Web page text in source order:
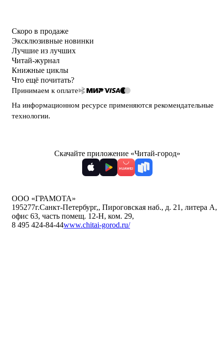
Скоро в продаже
Эксклюзивные новинки
Лучшие из лучших
Читай-журнал
Книжные циклы
Что ещё почитать?
Принимаем к оплате
На информационном ресурсе применяются рекомендательные
технологии.
Скачайте приложение «Читай-город»
ООО «ГРАМОТА»
195277г.Санкт-Петербург,, Пироговская наб., д. 21, литера А,
офис 63, часть помещ. 12-Н, ком. 29,
8 495 424-84-44www.chitai-gorod.ru/